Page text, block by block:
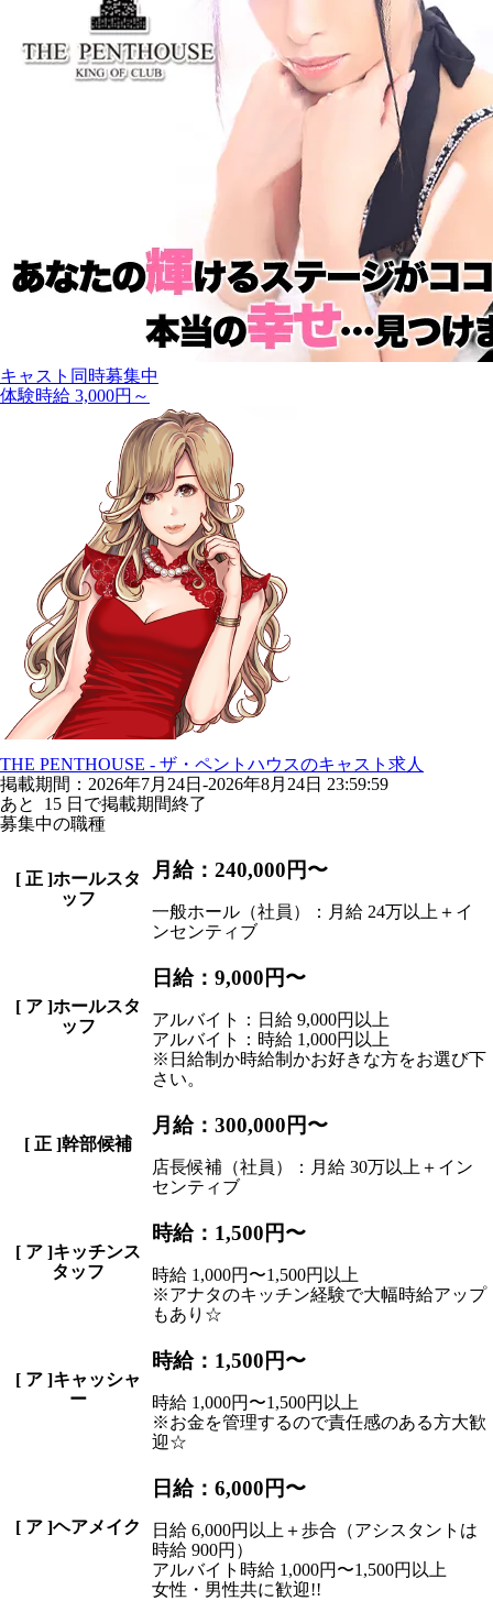
キャスト同時募集中
体験時給 3,000円～
THE PENTHOUSE - ザ・ペントハウスのキャスト求人
掲載期間：2026年7月24日-2026年8月24日 23:59:59
あと 15 日で掲載期間終了
募集中の職種
[ 正]ホールスタ
ッフ
月給：240,000円〜
一般ホール（社員）：月給 24万以上＋イ
ンセンティブ
[ ア]ホールスタ
ッフ
日給：9,000円〜
アルバイト：日給 9,000円以上
アルバイト：時給 1,000円以上
※日給制か時給制かお好きな方をお選び下
さい。
[ 正]幹部候補
月給：300,000円〜
店長候補（社員）：月給 30万以上＋イン
センティブ
[ ア]キッチンス
タッフ
時給：1,500円〜
時給 1,000円〜1,500円以上
※アナタのキッチン経験で大幅時給アップ
もあり☆
[ ア]キャッシャ
ー
時給：1,500円〜
時給 1,000円〜1,500円以上
※お金を管理するので責任感のある方大歓
迎☆
[ ア]ヘアメイク
日給：6,000円〜
日給 6,000円以上＋歩合（アシスタントは
時給 900円）
アルバイト時給 1,000円〜1,500円以上
女性・男性共に歓迎!!